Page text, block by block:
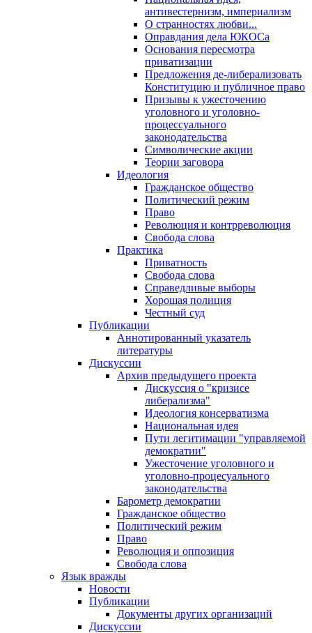
антивестернизм, империализм
О странностях любви...
Оправдания дела ЮКОСа
Основания пересмотра
приватизации
Предложения де-либерализовать
Конституцию и публичное право
Призывы к ужесточению
уголовного и уголовно-
процессуального
законодательства
Символические акции
Теории заговора
Идеология
Гражданское общество
Политический режим
Право
Революция и контрреволюция
Свобода слова
Практика
Приватность
Свобода слова
Справедливые выборы
Хорошая полиция
Честный суд
Публикации
Аннотированный указатель
литературы
Дискуссии
Архив предыдущего проекта
Дискуссия о "кризисе
либерализма"
Идеология консерватизма
Национальная идея
Пути легитимации "управляемой
демократии"
Ужесточение уголовного и
уголовно-процесуального
законодательства
Барометр демократии
Гражданское общество
Политический режим
Право
Революция и оппозиция
Свобода слова
Язык вражды
Новости
Публикации
Документы других организаций
Дискуссии